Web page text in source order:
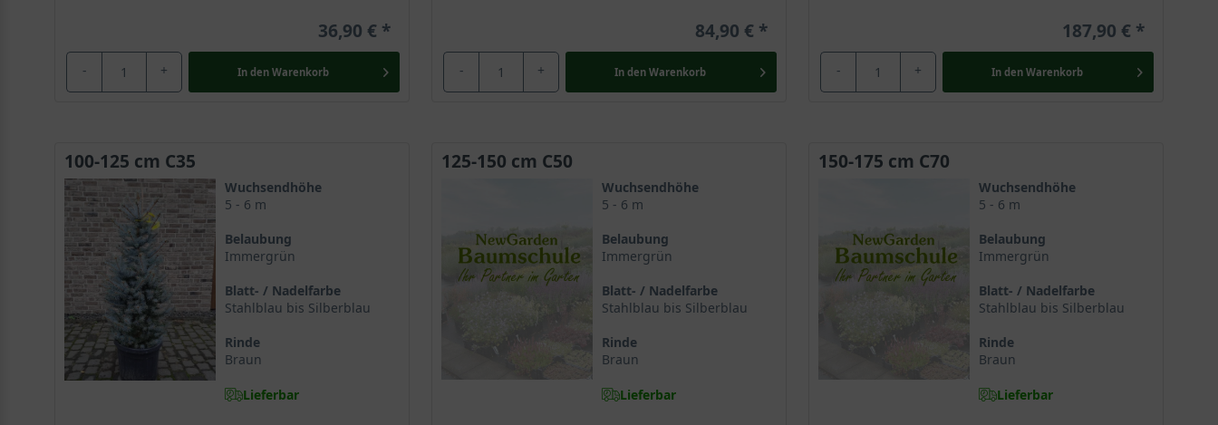
36,90 €
- + In den Warenkorb
84,90 €
- + In den Warenkorb
187,90 €
- + In den Warenkorb
100-125 cm C35
Wuchsendhöhe
5 - 6 m
Belaubung
Immergrün
Blatt- / Nadelfarbe
Stahlblau bis Silberblau
Rinde
Braun
Lieferbar
125-150 cm C50
Wuchsendhöhe
5 - 6 m
Belaubung
Immergrün
Blatt- / Nadelfarbe
Stahlblau bis Silberblau
Rinde
Braun
Lieferbar
150-175 cm C70
Wuchsendhöhe
5 - 6 m
Belaubung
Immergrün
Blatt- / Nadelfarbe
Stahlblau bis Silberblau
Rinde
Braun
Lieferbar